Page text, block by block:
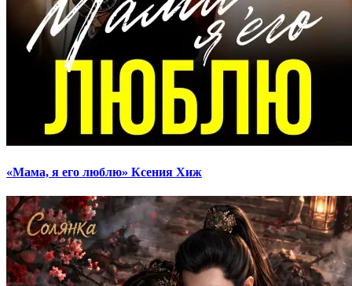
«Мама, я его люблю» Ксения Хиж